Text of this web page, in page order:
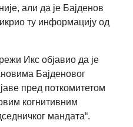
али да је Бајденов
ту информацију од
Икс објавио да је
Бајденовог
пред поткомитетом
когнитивним
мандата“.